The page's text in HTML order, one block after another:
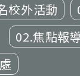
校外活動
02.焦點報